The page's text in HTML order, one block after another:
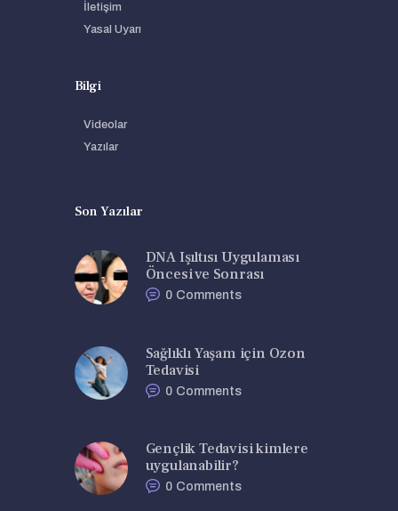
İletişim
Yasal Uyarı
Bilgi
Videolar
Yazılar
Son Yazılar
DNA Işıltısı Uygulaması
Öncesi ve Sonrası
0 Comments
Sağlıklı Yaşam için Ozon
Tedavisi
0 Comments
Gençlik Tedavisi kimlere
uygulanabilir?
0 Comments